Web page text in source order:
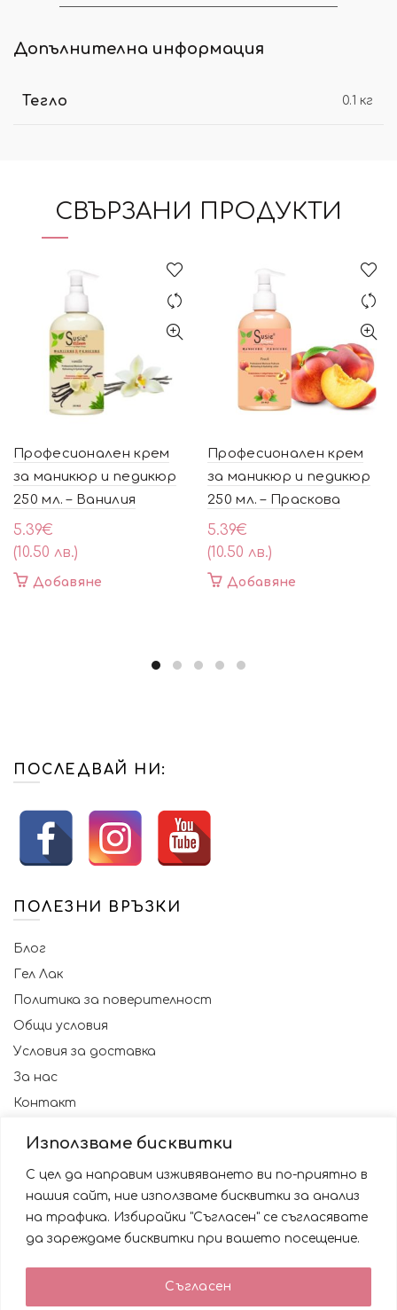
Използваме бисквитки
С цел да направим изживяването ви по-приятно в
нашия сайт, ние използваме бисквитки за анализ
на трафика. Избирайки "Съгласен" се съгласявате
да зареждаме бисквитки при вашето посещение.
Съгласен
Допълнителна информация
Тегло 0.1 кг
СВЪРЗАНИ ПРОДУКТИ
Професионален крем
за маникюр и педикюр
250 мл. – Ванилия
5.39€
(10.50 лв.)
Добавяне
Професионален крем
за маникюр и педикюр
250 мл. – Праскова
5.39€
(10.50 лв.)
Добавяне
ПОСЛЕДВАЙ НИ:
ПОЛЕЗНИ ВРЪЗКИ
Блог
Гел Лак
Политика за поверителност
Общи условия
Условия за доставка
За нас
Контакт
© 2023 NAILSBG. Всички права запазени
Използваме бисквитки за да подобрим вашата
работа със сайта. Като ползвате сайта Вие се
съгласявате с използването им.